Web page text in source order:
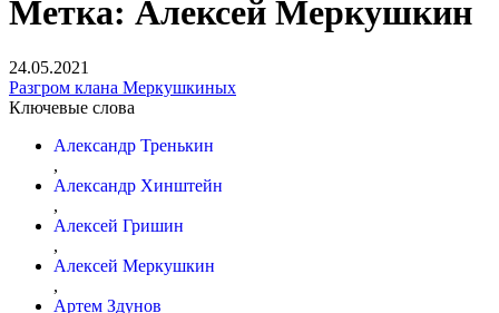
Метка: Алексей Меркушкин
24.05.2021
Разгром клана Меркушкиных
Ключевые слова
Александр Тренькин
,
Александр Хинштейн
,
Алексей Гришин
,
Алексей Меркушкин
,
Артем Здунов